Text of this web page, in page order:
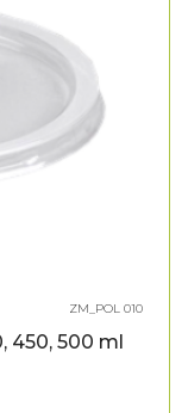
ZM_POL 010
450, 500 ml